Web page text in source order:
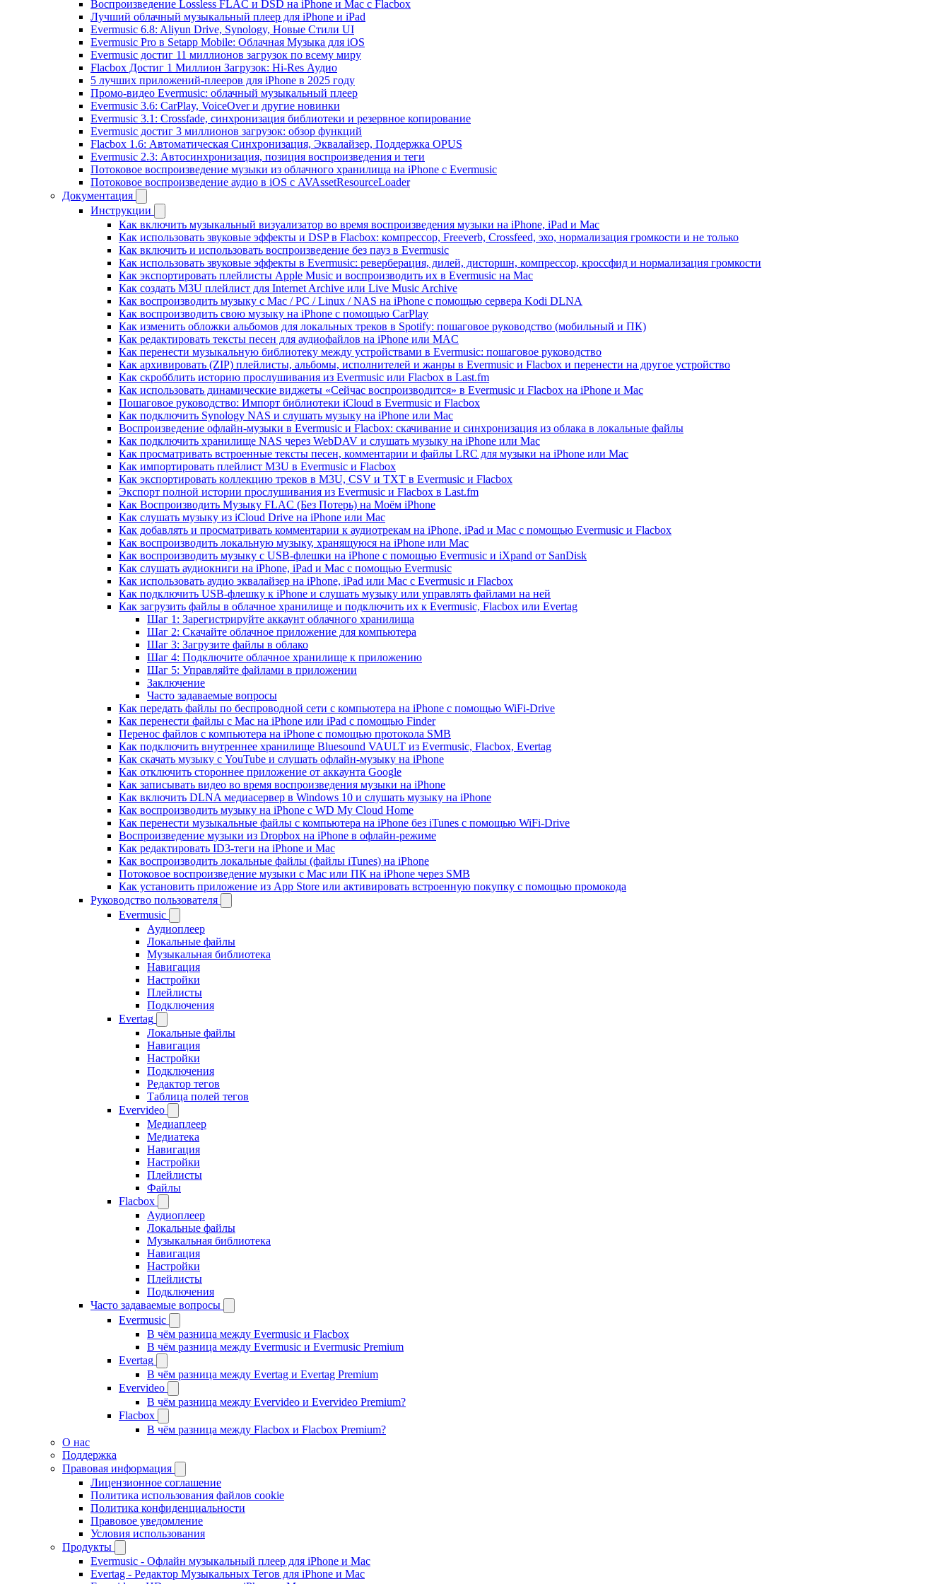
Воспроизведение Lossless FLAC и DSD на iPhone и Mac с Flacbox
Лучший облачный музыкальный плеер для iPhone и iPad
Evermusic 6.8: Aliyun Drive, Synology, Новые Стили UI
Evermusic Pro в Setapp Mobile: Облачная Музыка для iOS
Evermusic достиг 11 миллионов загрузок по всему миру
Flacbox Достиг 1 Миллион Загрузок: Hi-Res Аудио
5 лучших приложений-плееров для iPhone в 2025 году
Промо-видео Evermusic: облачный музыкальный плеер
Evermusic 3.6: CarPlay, VoiceOver и другие новинки
Evermusic 3.1: Crossfade, синхронизация библиотеки и резервное копирование
Evermusic достиг 3 миллионов загрузок: обзор функций
Flacbox 1.6: Автоматическая Синхронизация, Эквалайзер, Поддержка OPUS
Evermusic 2.3: Автосинхронизация, позиция воспроизведения и теги
Потоковое воспроизведение музыки из облачного хранилища на iPhone с Evermusic
Потоковое воспроизведение аудио в iOS с AVAssetResourceLoader
Документация
Инструкции
Как включить музыкальный визуализатор во время воспроизведения музыки на iPhone, iPad и Mac
Как использовать звуковые эффекты и DSP в Flacbox: компрессор, Freeverb, Crossfeed, эхо, нормализация громкости и не только
Как включить и использовать воспроизведение без пауз в Evermusic
Как использовать звуковые эффекты в Evermusic: реверберация, дилей, дисторшн, компрессор, кроссфид и нормализация громкости
Как экспортировать плейлисты Apple Music и воспроизводить их в Evermusic на Mac
Как создать M3U плейлист для Internet Archive или Live Music Archive
Как воспроизводить музыку с Mac / PC / Linux / NAS на iPhone с помощью сервера Kodi DLNA
Как воспроизводить свою музыку на iPhone с помощью CarPlay
Как изменить обложки альбомов для локальных треков в Spotify: пошаговое руководство (мобильный и ПК)
Как редактировать тексты песен для аудиофайлов на iPhone или MAC
Как перенести музыкальную библиотеку между устройствами в Evermusic: пошаговое руководство
Как архивировать (ZIP) плейлисты, альбомы, исполнителей и жанры в Evermusic и Flacbox и перенести на другое устройство
Как скробблить историю прослушивания из Evermusic или Flacbox в Last.fm
Как использовать динамические виджеты «Сейчас воспроизводится» в Evermusic и Flacbox на iPhone и Mac
Пошаговое руководство: Импорт библиотеки iCloud в Evermusic и Flacbox
Как подключить Synology NAS и слушать музыку на iPhone или Mac
Воспроизведение офлайн-музыки в Evermusic и Flacbox: скачивание и синхронизация из облака в локальные файлы
Как подключить хранилище NAS через WebDAV и слушать музыку на iPhone или Mac
Как просматривать встроенные тексты песен, комментарии и файлы LRC для музыки на iPhone или Mac
Как импортировать плейлист M3U в Evermusic и Flacbox
Как экспортировать коллекцию треков в M3U, CSV и TXT в Evermusic и Flacbox
Экспорт полной истории прослушивания из Evermusic и Flacbox в Last.fm
Как Воспроизводить Музыку FLAC (Без Потерь) на Моём iPhone
Как слушать музыку из iCloud Drive на iPhone или Mac
Как добавлять и просматривать комментарии к аудиотрекам на iPhone, iPad и Mac с помощью Evermusic и Flacbox
Как воспроизводить локальную музыку, хранящуюся на iPhone или Mac
Как воспроизводить музыку с USB-флешки на iPhone с помощью Evermusic и iXpand от SanDisk
Как слушать аудиокниги на iPhone, iPad и Mac с помощью Evermusic
Как использовать аудио эквалайзер на iPhone, iPad или Mac с Evermusic и Flacbox
Как подключить USB-флешку к iPhone и слушать музыку или управлять файлами на ней
Как загрузить файлы в облачное хранилище и подключить их к Evermusic, Flacbox или Evertag
Шаг 1: Зарегистрируйте аккаунт облачного хранилища
Шаг 2: Скачайте облачное приложение для компьютера
Шаг 3: Загрузите файлы в облако
Шаг 4: Подключите облачное хранилище к приложению
Шаг 5: Управляйте файлами в приложении
Заключение
Часто задаваемые вопросы
Как передать файлы по беспроводной сети с компьютера на iPhone с помощью WiFi-Drive
Как перенести файлы с Mac на iPhone или iPad с помощью Finder
Перенос файлов с компьютера на iPhone с помощью протокола SMB
Как подключить внутреннее хранилище Bluesound VAULT из Evermusic, Flacbox, Evertag
Как скачать музыку с YouTube и слушать офлайн-музыку на iPhone
Как отключить стороннее приложение от аккаунта Google
Как записывать видео во время воспроизведения музыки на iPhone
Как включить DLNA медиасервер в Windows 10 и слушать музыку на iPhone
Как воспроизводить музыку на iPhone с WD My Cloud Home
Как перенести музыкальные файлы с компьютера на iPhone без iTunes с помощью WiFi-Drive
Воспроизведение музыки из Dropbox на iPhone в офлайн-режиме
Как редактировать ID3-теги на iPhone и Mac
Как воспроизводить локальные файлы (файлы iTunes) на iPhone
Потоковое воспроизведение музыки с Mac или ПК на iPhone через SMB
Как установить приложение из App Store или активировать встроенную покупку с помощью промокода
Руководство пользователя
Evermusic
Аудиоплеер
Локальные файлы
Музыкальная библиотека
Навигация
Настройки
Плейлисты
Подключения
Evertag
Локальные файлы
Навигация
Настройки
Подключения
Редактор тегов
Таблица полей тегов
Evervideo
Медиаплеер
Медиатека
Навигация
Настройки
Плейлисты
Файлы
Flacbox
Аудиоплеер
Локальные файлы
Музыкальная библиотека
Навигация
Настройки
Плейлисты
Подключения
Часто задаваемые вопросы
Evermusic
В чём разница между Evermusic и Flacbox
В чём разница между Evermusic и Evermusic Premium
Evertag
В чём разница между Evertag и Evertag Premium
Evervideo
В чём разница между Evervideo и Evervideo Premium?
Flacbox
В чём разница между Flacbox и Flacbox Premium?
О нас
Поддержка
Правовая информация
Лицензионное соглашение
Политика использования файлов cookie
Политика конфиденциальности
Правовое уведомление
Условия использования
Продукты
Evermusic - Офлайн музыкальный плеер для iPhone и Mac
Evertag - Редактор Музыкальных Тегов для iPhone и Mac